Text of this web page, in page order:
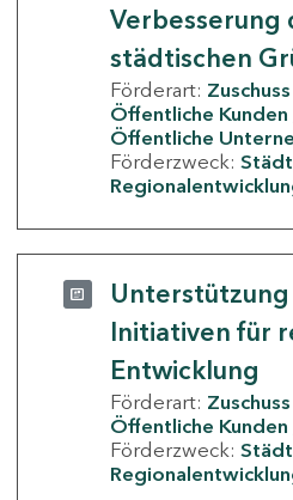
Verbesserung
städtischen
Förderart: Zuschuss
Öffentliche Kunden
Öffentliche
Förderzweck:
Initiativen für
Entwicklung
Förderart: Zuschuss
Öffentliche Kunden
Förderzweck: